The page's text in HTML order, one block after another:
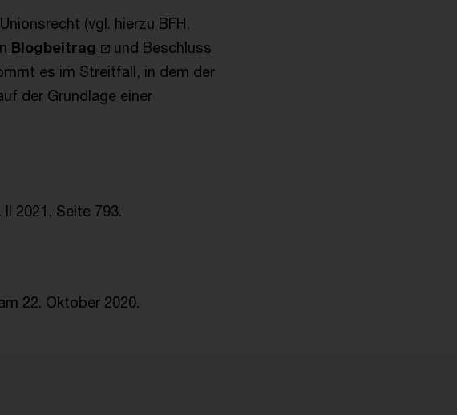
(vgl. hierzu BFH,
Blogbeitrag
und Beschluss
es im Streitfall, in dem der
der Grundlage einer
2021, Seite 793.
22. Oktober 2020.